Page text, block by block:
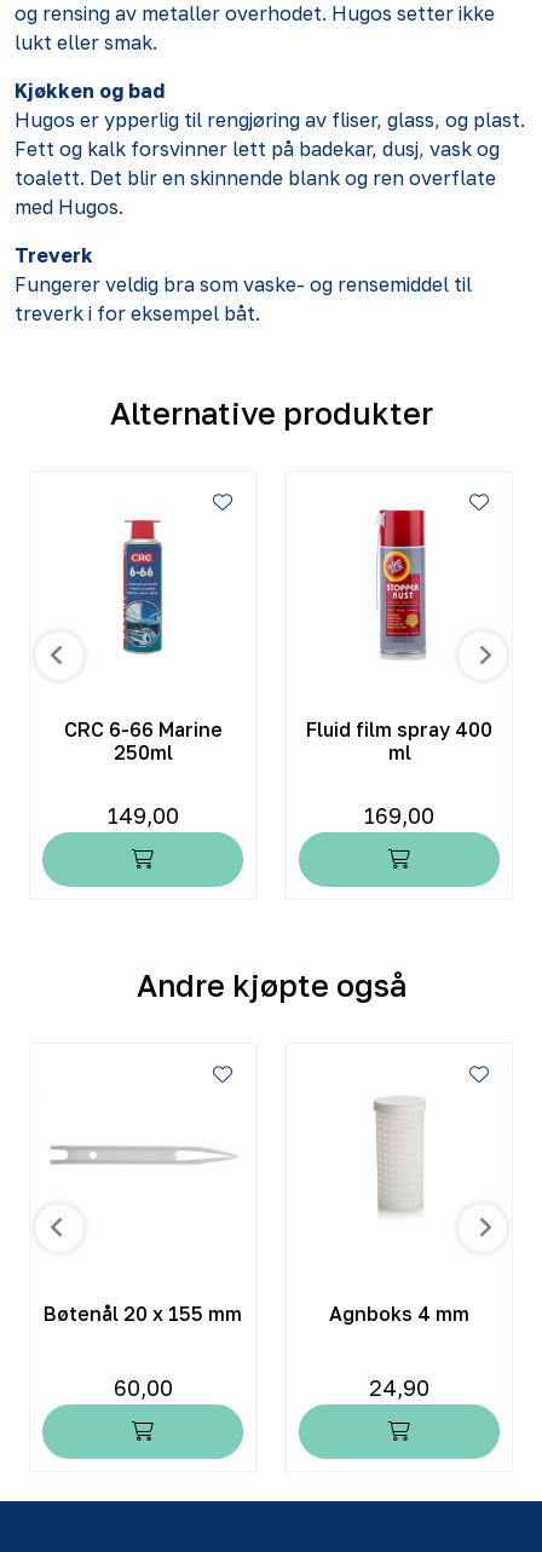
og rensing av metaller overhodet. Hugos setter ikke
lukt eller smak.
Kjøkken og bad
Hugos er ypperlig til rengjøring av fliser, glass, og plast.
Fett og kalk forsvinner lett på badekar, dusj, vask og
toalett. Det blir en skinnende blank og ren overflate
med Hugos.
Treverk
Fungerer veldig bra som vaske- og rensemiddel til
treverk i for eksempel båt.
Alternative produkter
CRC 6-66 Marine
250ml
149,00
Fluid film spray 400
ml
169,00
Andre kjøpte også
Bøtenål 20 x 155 mm
60,00
Agnboks 4 mm
24,90